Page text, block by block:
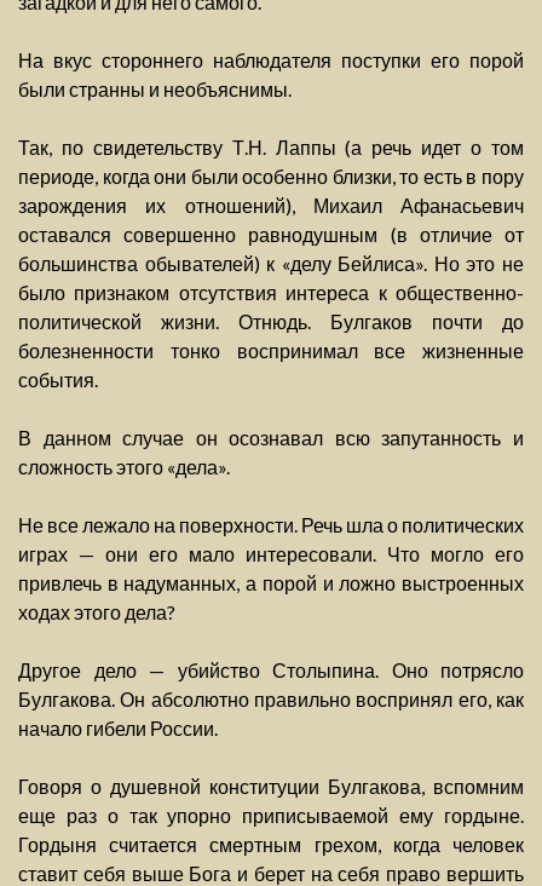
На вкус стороннего наблюдателя поступки его порой
были странны и необъяснимы.
Так, по свидетельству Т.Н. Лаппы (а речь идет о том
периоде, когда они были особенно близки, то есть в пору
зарождения их отношений), Михаил Афанасьевич
оставался совершенно равнодушным (в отличие от
большинства обывателей) к «делу Бейлиса». Но это не
было признаком отсутствия интереса к общественно-
политической жизни. Отнюдь. Булгаков почти до
болезненности тонко воспринимал все жизненные
события.
В данном случае он осознавал всю запутанность и
сложность этого «дела».
Не все лежало на поверхности. Речь шла о политических
играх — они его мало интересовали. Что могло его
привлечь в надуманных, а порой и ложно выстроенных
ходах этого дела?
Другое дело — убийство Столыпина. Оно потрясло
Булгакова. Он абсолютно правильно воспринял его, как
начало гибели России.
Говоря о душевной конституции Булгакова, вспомним
еще раз о так упорно приписываемой ему гордыне.
Гордыня считается смертным грехом, когда человек
ставит себя выше Бога и берет на себя право вершить